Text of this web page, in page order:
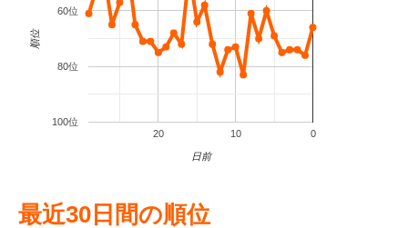
20 10 0
60位
80位
100位
日前
順位
最近30日間の順位